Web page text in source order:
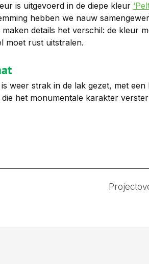
is uitgevoerd in de diepe kleur
hebben we nauw
details het verschil: de kleur
moet rust uitstralen.
weer strak in de lak gezet, met
het monumentale karakter